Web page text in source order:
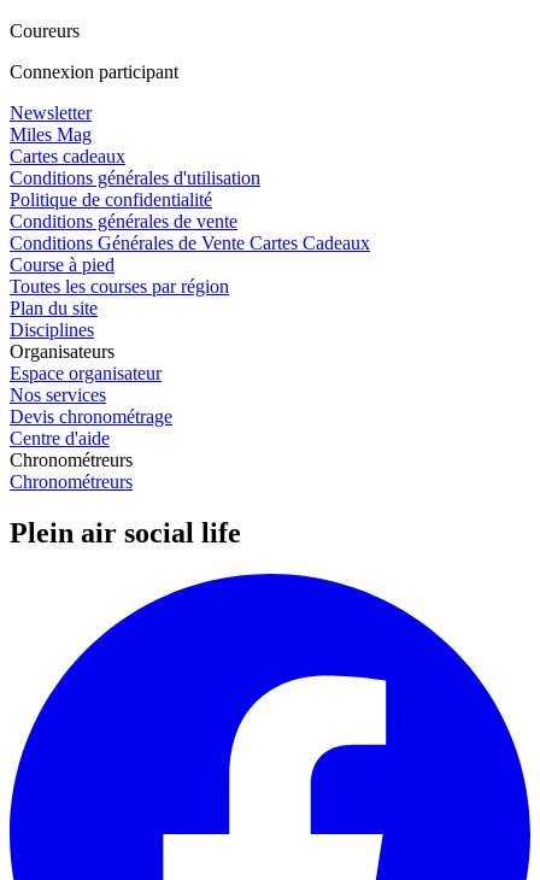
Coureurs
Connexion participant
Newsletter
Miles Mag
Cartes cadeaux
Conditions générales d'utilisation
Politique de confidentialité
Conditions générales de vente
Conditions Générales de Vente Cartes Cadeaux
Course à pied
Toutes les courses par région
Plan du site
Disciplines
Organisateurs
Espace organisateur
Nos services
Devis chronométrage
Centre d'aide
Chronométreurs
Chronométreurs
Plein air social life